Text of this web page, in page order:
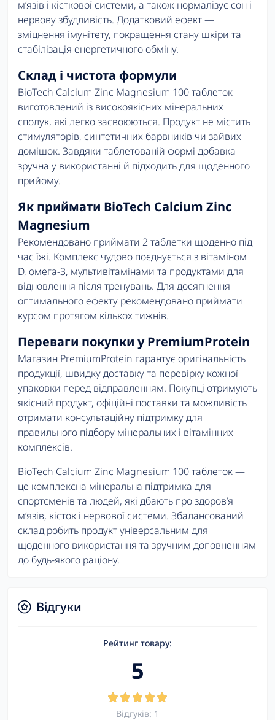
м’язів і кісткової системи, а також нормалізує сон і
нервову збудливість. Додатковий ефект —
зміцнення імунітету, покращення стану шкіри та
стабілізація енергетичного обміну.
Склад і чистота формули
BioTech Calcium Zinc Magnesium 100 таблеток
виготовлений із високоякісних мінеральних
сполук, які легко засвоюються. Продукт не містить
стимуляторів, синтетичних барвників чи зайвих
домішок. Завдяки таблетованій формі добавка
зручна у використанні й підходить для щоденного
прийому.
Як приймати BioTech Calcium Zinc
Magnesium
Рекомендовано приймати 2 таблетки щоденно під
час їжі. Комплекс чудово поєднується з вітаміном
D, омега-3, мультивітамінами та продуктами для
відновлення після тренувань. Для досягнення
оптимального ефекту рекомендовано приймати
курсом протягом кількох тижнів.
Переваги покупки у PremiumProtein
Магазин PremiumProtein гарантує оригінальність
продукції, швидку доставку та перевірку кожної
упаковки перед відправленням. Покупці отримують
якісний продукт, офіційні поставки та можливість
отримати консультаційну підтримку для
правильного підбору мінеральних і вітамінних
комплексів.
BioTech Calcium Zinc Magnesium 100 таблеток —
це комплексна мінеральна підтримка для
спортсменів та людей, які дбають про здоров’я
м’язів, кісток і нервової системи. Збалансований
склад робить продукт універсальним для
щоденного використання та зручним доповненням
до будь-якого раціону.
Відгуки
Рейтинг товару:
5
Відгуків: 1